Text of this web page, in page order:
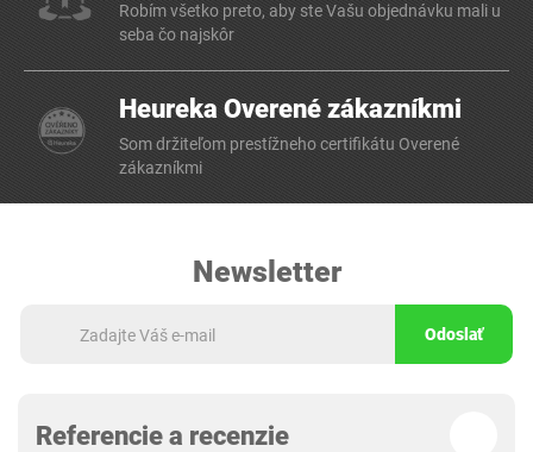
Robím všetko preto, aby ste Vašu objednávku mali u
seba čo najskôr
Heureka Overené zákazníkmi
Som držiteľom prestížneho certifikátu Overené
zákazníkmi
Newsletter
Odoslať
Referencie a recenzie